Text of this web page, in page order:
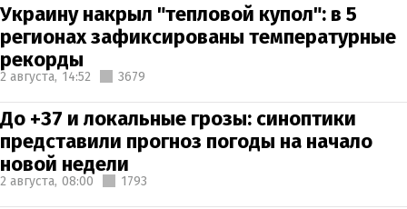
Украину накрыл "тепловой купол": в 5
регионах зафиксированы температурные
рекорды
2 августа, 14:52 3679
До +37 и локальные грозы: синоптики
представили прогноз погоды на начало
новой недели
2 августа, 08:00 1793